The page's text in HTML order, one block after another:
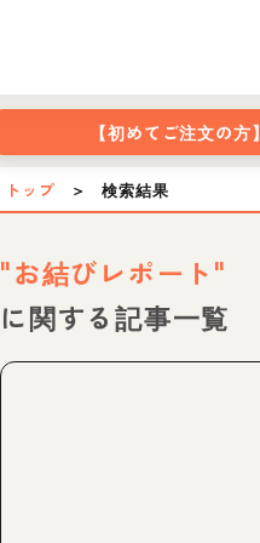
【初めてご注文の方】
トップ ＞ 検索結果
"お結びレポート"
に関する記事一覧